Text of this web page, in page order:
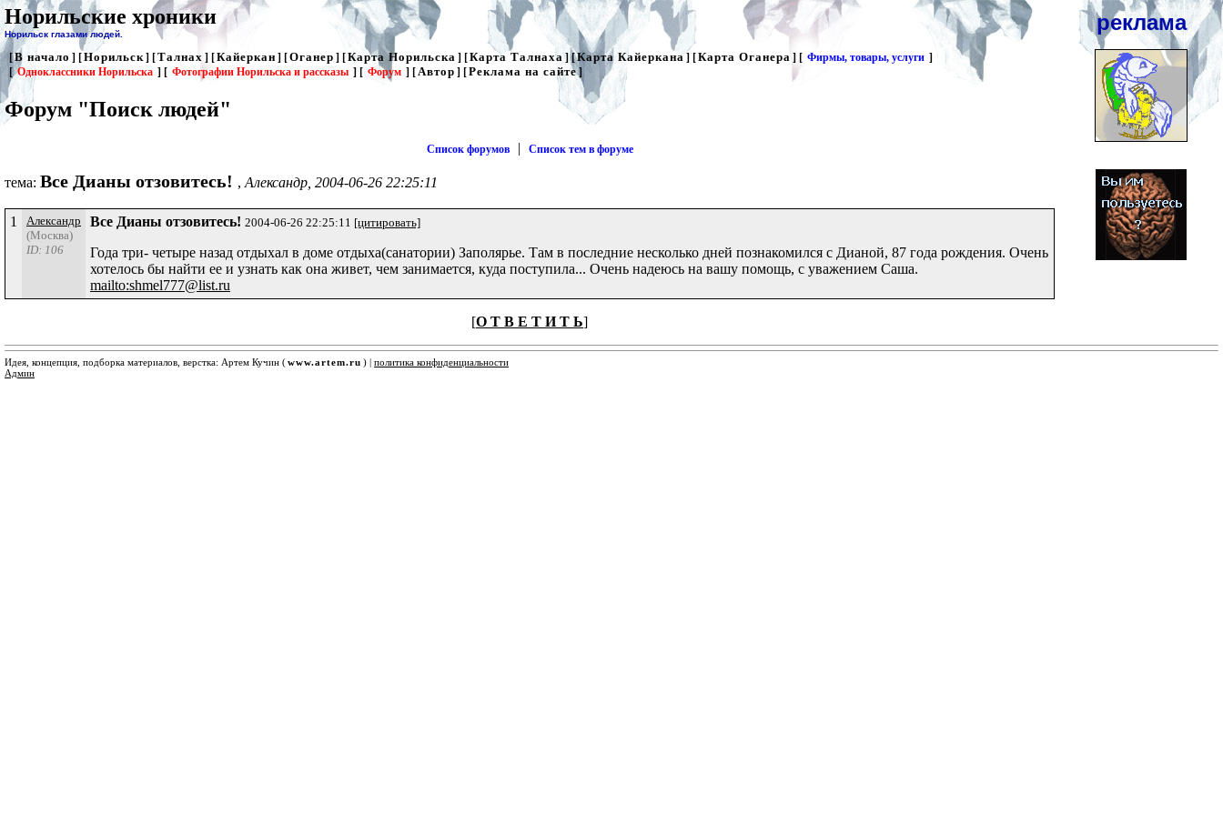
Норильские хроники
Норильск глазами людей.
[В начало ] [Норильск] [Талнах ] [Кайеркан ] [Оганер ] [Карта Норильска ] [Карта Талнаха ] [Карта Кайеркана] [Карта Оганера ] [ Фирмы, товары, услуги ]
[ Одноклассники Норильска ] [ Фотографии Норильска и рассказы ] [ Форум ] [Автор ] [Реклама на сайте]
Форум "Поиск людей"
Список форумов | Список тем в форуме
тема: Все Дианы отзовитесь! , Александр, 2004-06-26 22:25:11
1
Александр
(Москва)
ID: 106
Все Дианы отзовитесь! 2004-06-26 22:25:11 [цитировать]
Года три- четыре назад отдыхал в доме отдыха(санатории) Заполярье. Там в последние несколько дней познакомился с Дианой, 87 года рождения. Очень
хотелось бы найти ее и узнать как она живет, чем занимается, куда поступила... Очень надеюсь на вашу помощь, с уважением Саша.
mailto:shmel777@list.ru
[О Т В Е Т И Т Ь]
реклама
Идея, концепция, подборка материалов, верстка: Артем Кучин (www.artem.ru ) | политика конфиденциальности
Админ